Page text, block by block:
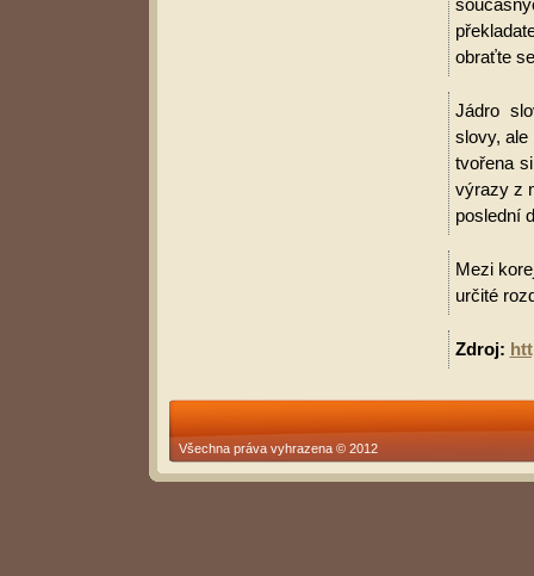
obraťte
Jádro
slovy, ale
tvořena
výrazy z
poslední
Mezi
určité
Zdroj:
Všechna práva vyhrazena © 2012